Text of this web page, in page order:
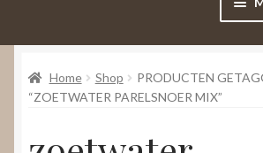
Home
WebShop
Home Shop
PRODUCTEN
“ZOETWATER PARELSNOER MIX”